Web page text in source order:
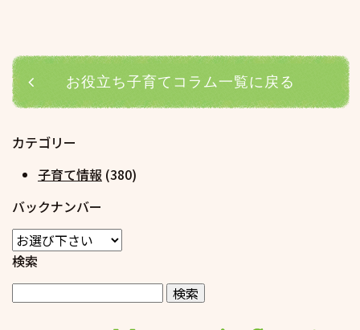
お役立ち子育てコラム一覧に戻る
カテゴリー
子育て情報 (380)
バックナンバー
検索